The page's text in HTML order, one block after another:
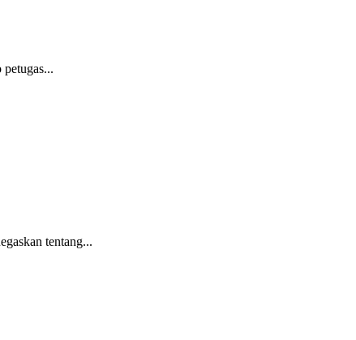
tentang...